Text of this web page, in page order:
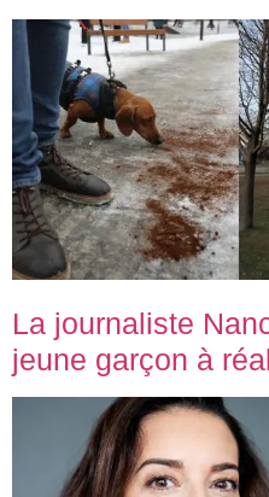
La journaliste
jeune garçon à